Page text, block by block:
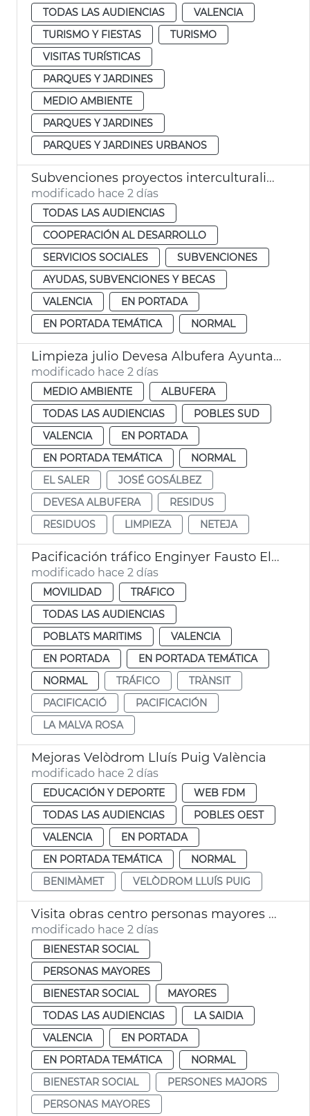
TODAS LAS AUDIENCIAS
VALENCIA
TURISMO Y FIESTAS
TURISMO
VISITAS TURÍSTICAS
PARQUES Y JARDINES
MEDIO AMBIENTE
PARQUES Y JARDINES
PARQUES Y JARDINES URBANOS
Subvenciones proyectos interculturalidad, prevención del racismo y la xenofobia
modificado hace 2 días
TODAS LAS AUDIENCIAS
COOPERACIÓN AL DESARROLLO
SERVICIOS SOCIALES
SUBVENCIONES
AYUDAS, SUBVENCIONES Y BECAS
VALENCIA
EN PORTADA
EN PORTADA TEMÁTICA
NORMAL
Limpieza julio Devesa Albufera Ayuntamiento València
modificado hace 2 días
MEDIO AMBIENTE
ALBUFERA
TODAS LAS AUDIENCIAS
POBLES SUD
VALENCIA
EN PORTADA
EN PORTADA TEMÁTICA
NORMAL
EL SALER
JOSÉ GOSÁLBEZ
DEVESA ALBUFERA
RESIDUS
RESIDUOS
LIMPIEZA NETEJA
Pacificación tráfico Enginyer Fausto Elío València
modificado hace 2 días
MOVILIDAD
TRÁFICO
TODAS LAS AUDIENCIAS
POBLATS MARITIMS
VALENCIA
EN PORTADA
EN PORTADA TEMÁTICA
NORMAL
TRÁFICO
TRÀNSIT
PACIFICACIÓ
PACIFICACIÓN
LA MALVA ROSA
Mejoras Velòdrom Lluís Puig València
modificado hace 2 días
EDUCACIÓN Y DEPORTE
WEB FDM
TODAS LAS AUDIENCIAS
POBLES OEST
VALENCIA
EN PORTADA
EN PORTADA TEMÁTICA
NORMAL
BENIMÀMET
VELÒDROM LLUÍS PUIG
Visita obras centro personas mayores Sant Antoni València
modificado hace 2 días
BIENESTAR SOCIAL
PERSONAS MAYORES
BIENESTAR SOCIAL
MAYORES
TODAS LAS AUDIENCIAS
LA SAIDIA
VALENCIA
EN PORTADA
EN PORTADA TEMÁTICA
NORMAL
BIENESTAR SOCIAL
PERSONES MAJORS
PERSONAS MAYORES